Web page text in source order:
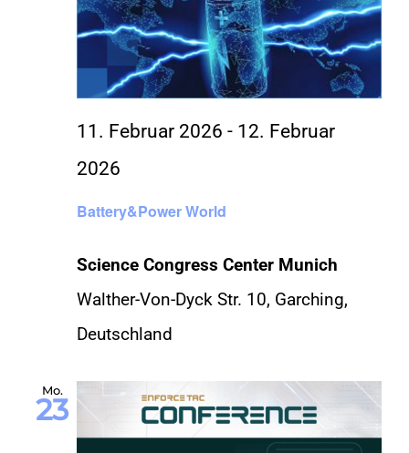
Battery&Power World
11. Februar 2026 - 12. Februar
2026
Science Congress Center Munich
Walther-Von-Dyck Str. 10, Garching,
Deutschland
Mo.
23